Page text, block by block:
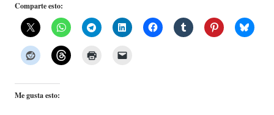
Comparte esto:
Me gusta esto: